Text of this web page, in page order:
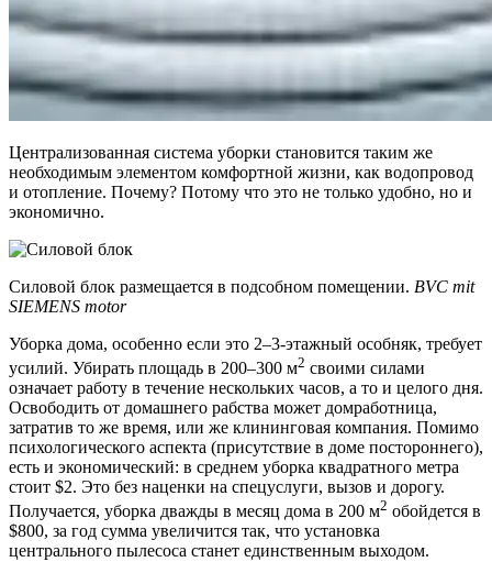
Централизованная система уборки становится таким же
необходимым элементом комфортной жизни, как водопровод
и отопление. Почему? Потому что это не только удобно, но и
экономично.
Силовой блок размещается в подсобном помещении. BVC mit
SIEMENS motor
Уборка дома, особенно если это 2–3-этажный особняк, требует
усилий. Убирать площадь в 200–300 м2 своими силами
означает работу в течение нескольких часов, а то и целого дня.
Освободить от домашнего рабства может домработница,
затратив то же время, или же клининговая компания. Помимо
психологического аспекта (присутствие в доме постороннего),
есть и экономический: в среднем уборка квадратного метра
стоит $2. Это без наценки на спецуслуги, вызов и дорогу.
Получается, уборка дважды в месяц дома в 200 м2 обойдется в
$800, за год сумма увеличится так, что установка
центрального пылесоса станет единственным выходом.